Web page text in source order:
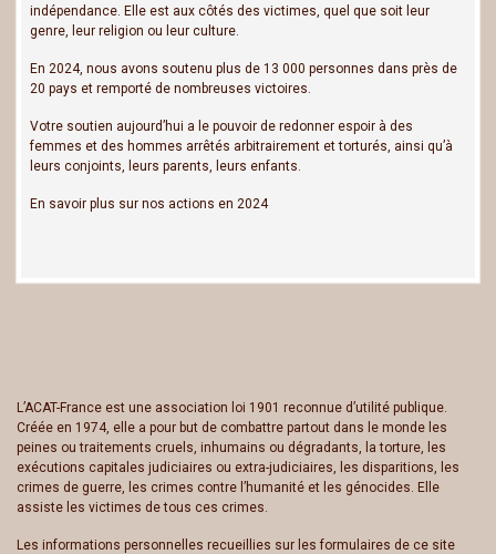
indépendance. Elle est aux côtés des victimes, quel que soit leur
genre, leur religion ou leur culture.
En 2024, nous avons soutenu plus de 13 000 personnes dans près de
20 pays et remporté de nombreuses victoires.
Votre soutien aujourd’hui a le pouvoir de redonner espoir à des
femmes et des hommes arrêtés arbitrairement et torturés, ainsi qu’à
leurs conjoints, leurs parents, leurs enfants.
En savoir plus sur nos actions en 2024
L’ACAT-France est une association loi 1901 reconnue d’utilité publique.
Créée en 1974, elle a pour but de combattre partout dans le monde les
peines ou traitements cruels, inhumains ou dégradants, la torture, les
exécutions capitales judiciaires ou extra-judiciaires, les disparitions, les
crimes de guerre, les crimes contre l’humanité et les génocides. Elle
assiste les victimes de tous ces crimes.
Les informations personnelles recueillies sur les formulaires de ce site